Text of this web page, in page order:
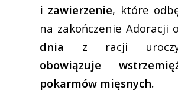
i zawierzenie, które
na zakończenie Adoracji
dnia z racji
obowiązuje
pokarmów mięsnych.